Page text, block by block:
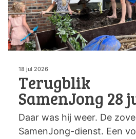
18 jul 2026
Terugblik
SamenJong 28
Daar was hij weer. De
SamenJong-dienst. Een